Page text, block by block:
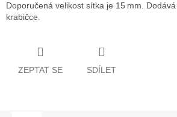
Doporučená velikost sítka je 15 mm.
krabičce.
ZEPTAT SE SDÍLET